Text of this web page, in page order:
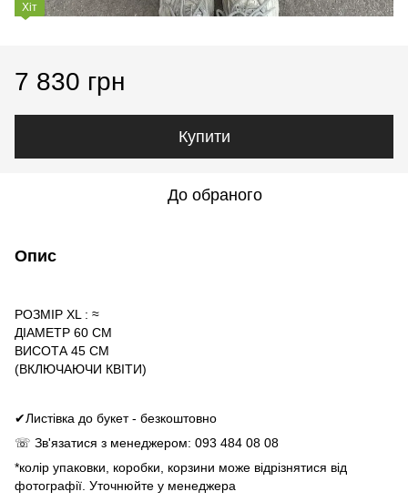
Хіт
7 830 грн
Купити
До обраного
Опис
РОЗМІР XL : ≈
ДІАМЕТР 60 СМ
ВИСОТА 45 СМ
(ВКЛЮЧАЮЧИ КВІТИ)
✔Листівка до букет - безкоштовно
☏ Зв'язатися з менеджером: 093 484 08 08
*колір упаковки, коробки, корзини може відрізнятися від
фотографії. Уточнюйте у менеджера